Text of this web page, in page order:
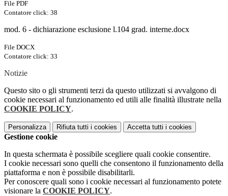
File PDF
Contatore click: 38
mod. 6 - dichiarazione esclusione l.104 grad. interne.docx
File DOCX
Contatore click: 33
Notizie
Questo sito o gli strumenti terzi da questo utilizzati si avvalgono di
cookie necessari al funzionamento ed utili alle finalità illustrate nella
COOKIE POLICY.
Personalizza Rifiuta tutti i cookies Accetta tutti i cookies
Gestione cookie
In questa schermata è possibile scegliere quali cookie consentire.
I cookie necessari sono quelli che consentono il funzionamento della
piattaforma e non è possibile disabilitarli.
Per conoscere quali sono i cookie necessari al funzionamento potete
visionare la COOKIE POLICY.